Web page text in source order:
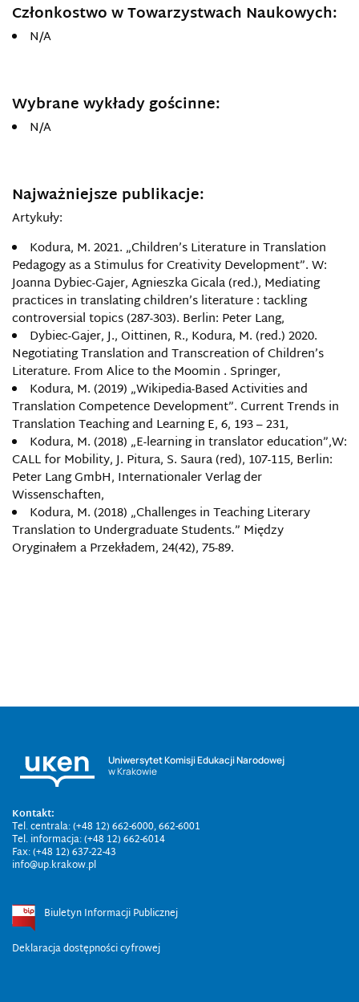
Członkostwo w Towarzystwach Naukowych:
N/A
Wybrane wykłady gościnne:
N/A
Najważniejsze publikacje:
Artykuły:
Kodura, M. 2021. „Children’s Literature in Translation
Pedagogy as a Stimulus for Creativity Development”. W:
Joanna Dybiec-Gajer, Agnieszka Gicala (red.), Mediating
practices in translating children’s literature : tackling
controversial topics (287-303). Berlin: Peter Lang,
Dybiec-Gajer, J., Oittinen, R., Kodura, M. (red.) 2020.
Negotiating Translation and Transcreation of Children’s
Literature. From Alice to the Moomin . Springer,
Kodura, M. (2019) „Wikipedia-Based Activities and
Translation Competence Development”. Current Trends in
Translation Teaching and Learning E, 6, 193 – 231,
Kodura, M. (2018) „E-learning in translator education”,W:
CALL for Mobility, J. Pitura, S. Saura (red), 107-115, Berlin:
Peter Lang GmbH, Internationaler Verlag der
Wissenschaften,
Kodura, M. (2018) „Challenges in Teaching Literary
Translation to Undergraduate Students.” Między
Oryginałem a Przekładem, 24(42), 75-89.
Uniwersytet Komisji Edukacji Narodowej
w Krakowie
Kontakt:
Tel. centrala: (+48 12) 662-6000, 662-6001
Tel. informacja: (+48 12) 662-6014
Fax: (+48 12) 637-22-43
info@up.krakow.pl
Biuletyn Informacji Publicznej
Deklaracja dostępności cyfrowej